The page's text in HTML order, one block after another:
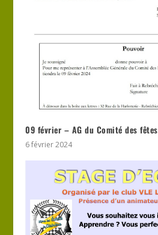
09 février – AG du Comité des fêtes
6 février 2024